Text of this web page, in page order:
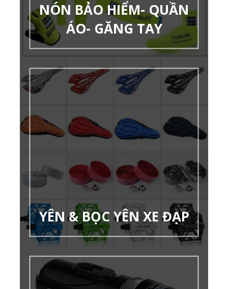
NÓN BẢO HIỂM- QUẦN
ÁO- GĂNG TAY
YÊN & BỌC YÊN XE ĐẠP